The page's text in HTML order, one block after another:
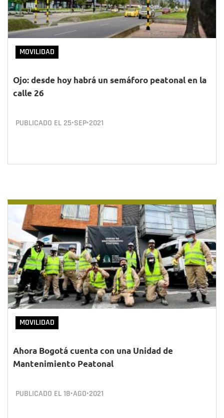
MOVILIDAD
Ojo: desde hoy habrá un semáforo peatonal en la
calle 26
PUBLICADO EL 25•SEP•2021
MOVILIDAD
Ahora Bogotá cuenta con una Unidad de
Mantenimiento Peatonal
PUBLICADO EL18•AGO•2021